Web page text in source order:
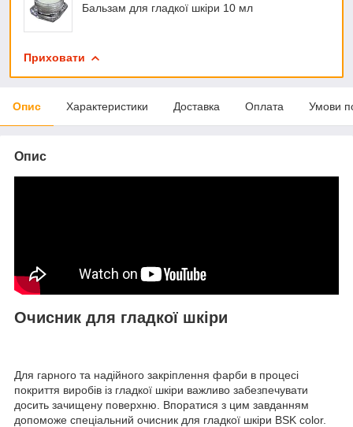
Бальзам для гладкої шкіри 10 мл
Приховати
Опис Характеристики Доставка Оплата Умови
Опис
Очисник для гладкої шкіри
Для гарного та надійного закріплення фарби в процесі
покриття виробів із гладкої шкіри важливо забезпечувати
досить зачищену поверхню. Впоратися з цим завданням
допоможе спеціальний очисник для гладкої шкіри BSK color.